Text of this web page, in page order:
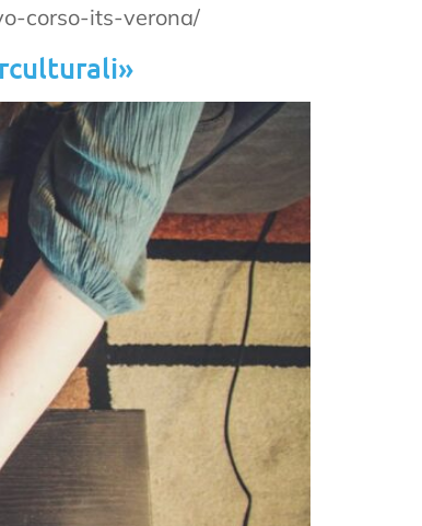
corso-its-verona/